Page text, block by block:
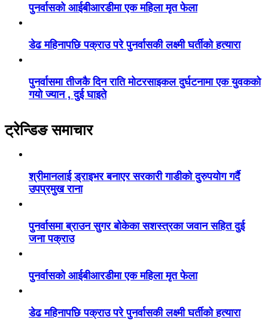
पुनर्वासको आईबीआरडीमा एक महिला मृत फेला
डेढ महिनापछि पक्राउ परे पुनर्वासकी लक्ष्मी घर्तीको हत्यारा
पुनर्वासमा तीजकै दिन राति मोटरसाइकल दुर्घटनामा एक युवकको
गयो ज्यान , दुई घाइते
ट्रेन्डिङ समाचार
श्रीमानलाई ड्राइभर बनाएर सरकारी गाडीको दुरुपयोग गर्दै
उपप्रमुख राना
पुनर्वासमा ब्राउन सुगर बोकेका सशस्त्रका जवान सहित दुई
जना पक्राउ
पुनर्वासको आईबीआरडीमा एक महिला मृत फेला
डेढ महिनापछि पक्राउ परे पुनर्वासकी लक्ष्मी घर्तीको हत्यारा